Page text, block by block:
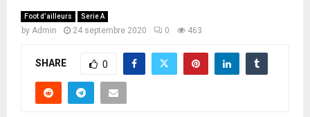
Foot d’ailleurs Serie A
by Admin 24 septembre 2020 0 463
SHARE 0